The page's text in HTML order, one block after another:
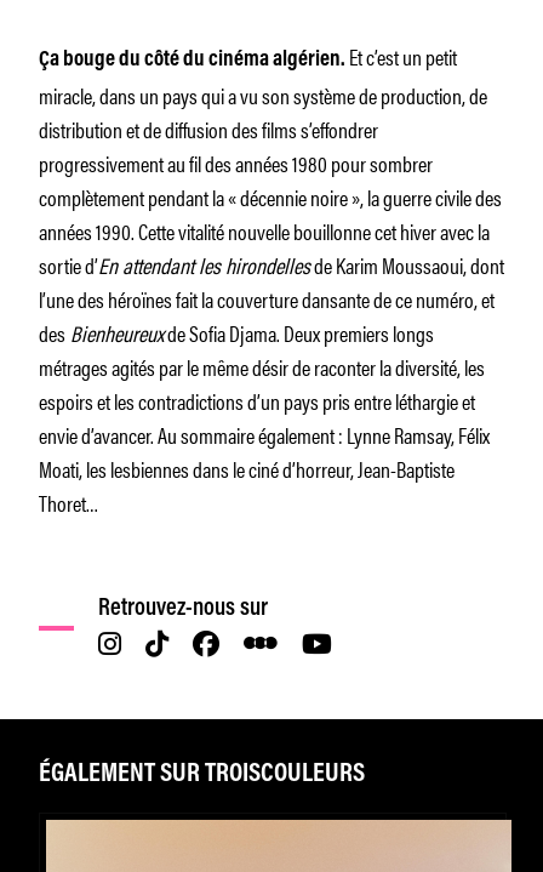
Ça bouge du côté du cinéma algérien. Et c’est un petit
miracle, dans un pays qui a vu son système de production, de
distribution et de diffusion des films s’effondrer
progressivement au fil des années 1980 pour sombrer
complètement pendant la « décennie noire », la guerre civile des
années 1990. Cette vitalité nouvelle bouillonne cet hiver avec la
sortie d’En attendant les hirondellesde Karim Moussaoui, dont
l’une des héroïnes fait la couverture dansante de ce numéro, et
desBienheureuxde Sofia Djama. Deux premiers longs
métrages agités par le même désir de raconter la diversité, les
espoirs et les contradictions d’un pays pris entre léthargie et
envie d’avancer. Au sommaire également : Lynne Ramsay, Félix
Moati, les lesbiennes dans le ciné d’horreur, Jean-Baptiste
Thoret…
Retrouvez-nous sur
ÉGALEMENT SUR TROISCOULEURS